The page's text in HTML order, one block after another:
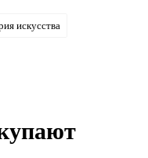
искусства